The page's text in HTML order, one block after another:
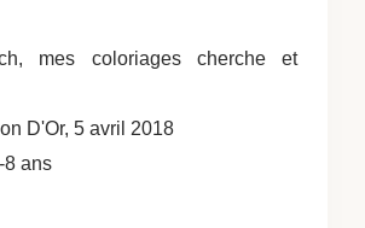
mes coloriages cherche et
D'Or, 5 avril 2018
8 ans